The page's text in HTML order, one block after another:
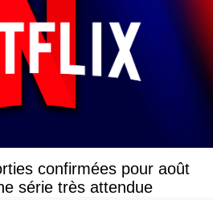
confirmées pour août
série très attendue